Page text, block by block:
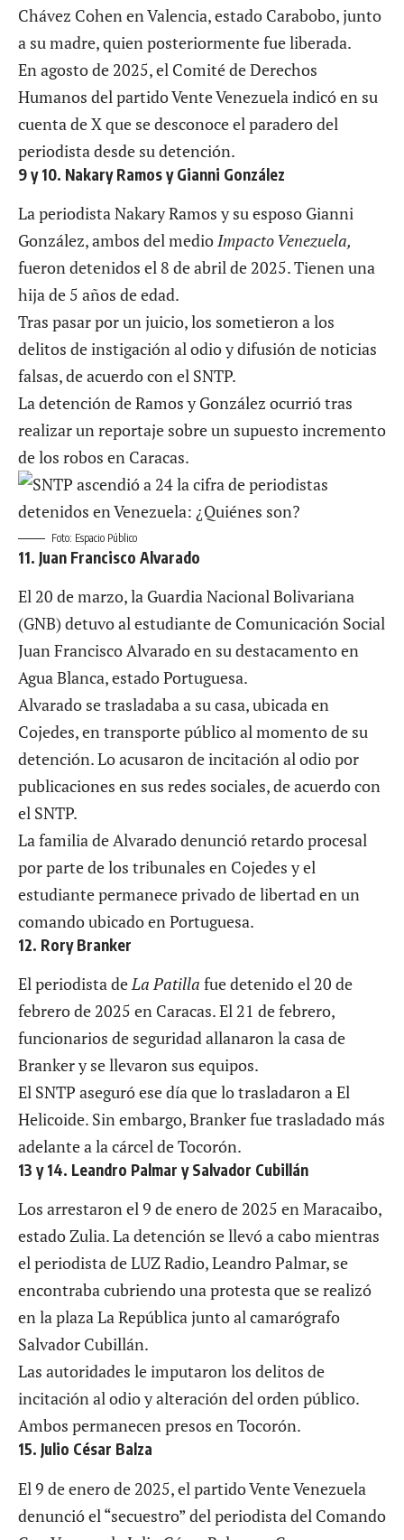
Chávez Cohen en Valencia, estado Carabobo, junto
a su madre, quien posteriormente fue liberada.
En agosto de 2025, el Comité de Derechos
Humanos del partido Vente Venezuela indicó en su
cuenta de Xque se desconoce el paradero del
periodista desde su detención.
9 y 10. Nakary Ramos y Gianni González
La periodista Nakary Ramos y su esposo Gianni
González, ambos del medio Impacto Venezuela,
fueron detenidos el 8 de abril de 2025. Tienen una
hija de 5 años de edad.
Tras pasar por un juicio, los sometieron a los
delitos de instigación al odio y difusión de noticias
falsas, de acuerdo con el SNTP.
La detención de Ramos y González ocurrió tras
realizar un reportaje sobre un supuesto incremento
de los robos en Caracas.
Foto: Espacio Público
11. Juan Francisco Alvarado
El 20 de marzo, la Guardia Nacional Bolivariana
(GNB) detuvo al estudiante de Comunicación Social
Juan Francisco Alvarado en su destacamento en
Agua Blanca, estado Portuguesa.
Alvarado se trasladaba a su casa, ubicada en
Cojedes, en transporte público al momento de su
detención. Lo acusaron de incitación al odio por
publicaciones en sus redes sociales, de acuerdo con
el SNTP.
La familia de Alvarado denunció retardo procesal
por parte de los tribunales en Cojedes y el
estudiante permanece privado de libertad en un
comando ubicado en Portuguesa.
12. Rory Branker
El periodista deLa Patilla fue detenido el 20 de
febrero de 2025 en Caracas. El 21 de febrero,
funcionarios de seguridad allanaron la casa de
Brankery se llevaron sus equipos.
El SNTP aseguró ese día que lo trasladaron a El
Helicoide. Sin embargo, Branker fue trasladado más
adelante a la cárcel de Tocorón.
13 y 14. Leandro Palmar y Salvador Cubillán
Los arrestaron el 9 de enero de 2025 en Maracaibo,
estado Zulia. La detención se llevó a cabo mientras
el periodista de LUZ Radio, Leandro Palmar, se
encontraba cubriendo una protesta que se realizó
en la plaza La República junto al camarógrafo
Salvador Cubillán.
Las autoridades le imputaron los delitos de
incitación al odio y alteración del orden público.
Ambos permanecen presos en Tocorón.
15. Julio César Balza
El 9 de enero de 2025, el partido Vente Venezuela
denunció el “secuestro” del periodista del Comando